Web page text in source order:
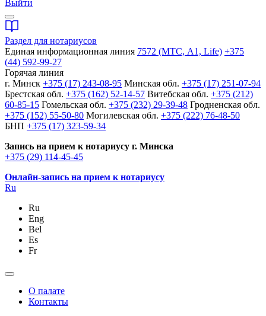
Выйти
Раздел для нотариусов
Единая информационная линия 7572 (МТС, A1, Life) +375
(44) 592-99-27
Горячая линия
г. Минск +375 (17) 243-08-95 Минская обл. +375 (17) 251-07-94
Брестская обл. +375 (162) 52-14-57 Витебская обл. +375 (212)
60-85-15 Гомельская обл. +375 (232) 29-39-48 Гродненская обл.
+375 (152) 55-50-80 Могилевская обл. +375 (222) 76-48-50
БНП +375 (17) 323-59-34
Запись на прием к нотариусу г. Минска
+375 (29) 114-45-45
Онлайн-запись на прием к нотариусу
Ru
Ru
Eng
Bel
Es
Fr
О палате
Контакты